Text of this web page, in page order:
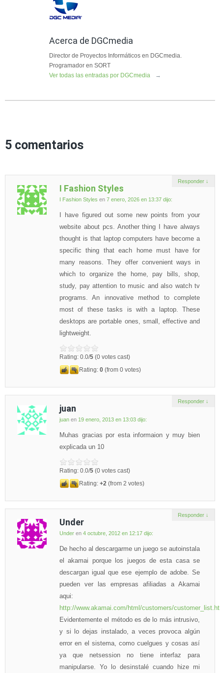
Acerca de DGCmedia
Director de Proyectos Informáticos en DGCmedia.
Programador en SORT
Ver todas las entradas por DGCmedia
→
5 comentarios
I Fashion Styles
I Fashion Styles en 7 enero, 2026 en 13:37 dijo:
I have figured out some new points from your
website about pcs. Another thing I have always
thought is that laptop computers have become a
specific thing that each home must have for
many reasons. They offer convenient ways in
which to organize the home, pay bills, shop,
study, pay attention to music and also watch tv
programs. An innovative method to complete
most of these tasks is with a laptop. These
desktops are portable ones, small, effective and
lightweight.
Rating: 0.0/5 (0 votes cast)
Rating: 0 (from 0 votes)
Responder ↓
juan
juan en 19 enero, 2013 en 13:03 dijo:
Muhas gracias por esta informaion y muy bien
explicada un 10
Rating: 0.0/5 (0 votes cast)
Rating: +2 (from 2 votes)
Responder ↓
Under
Under en 4 octubre, 2012 en 12:17 dijo:
De hecho al descargarme un juego se autoinstala
el akamai porque los juegos de esta casa se
descargan igual que ese ejemplo de adobe. Se
pueden ver las empresas afiliadas a Akamai
aqui:
http://www.akamai.com/html/customers/
Evidentemente el método es de lo más intrusivo,
y si lo dejas instalado, a veces provoca algún
error en el sistema, como cuelgues y cosas así
ya que netsession no tiene interfaz para
manipularse. Yo lo desinstalé cuando hize mi
Responder ↓